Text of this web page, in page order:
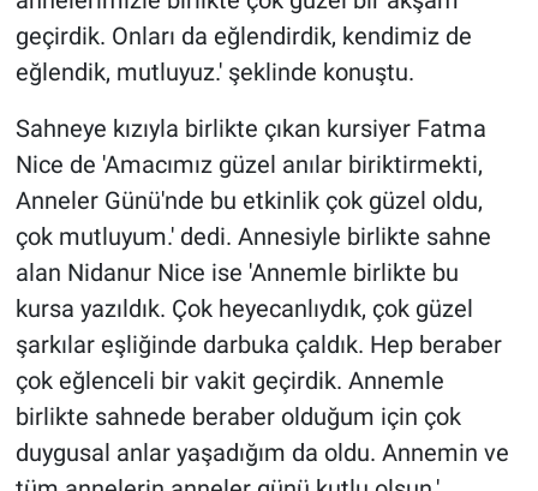
geçirdik. Onları da eğlendirdik, kendimiz de
eğlendik, mutluyuz.' şeklinde konuştu.
Sahneye kızıyla birlikte çıkan kursiyer Fatma
Nice de 'Amacımız güzel anılar biriktirmekti,
Anneler Günü'nde bu etkinlik çok güzel oldu,
çok mutluyum.' dedi. Annesiyle birlikte sahne
alan Nidanur Nice ise 'Annemle birlikte bu
kursa yazıldık. Çok heyecanlıydık, çok güzel
şarkılar eşliğinde darbuka çaldık. Hep beraber
çok eğlenceli bir vakit geçirdik. Annemle
birlikte sahnede beraber olduğum için çok
duygusal anlar yaşadığım da oldu. Annemin ve